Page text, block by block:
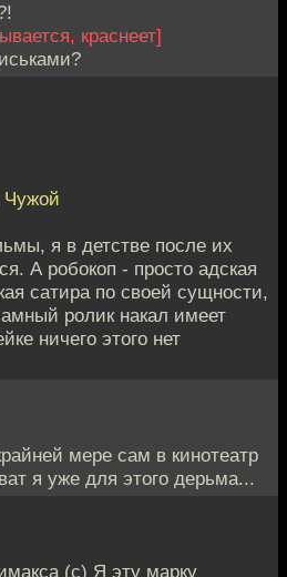
краснеет]
Чужой
я в детстве после их
А робокоп - просто адская
сатира по своей сущности,
ролик накал имеет
ничего этого нет
мере сам в кинотеатр
я уже для этого дерьма...
(с) Я эту марку